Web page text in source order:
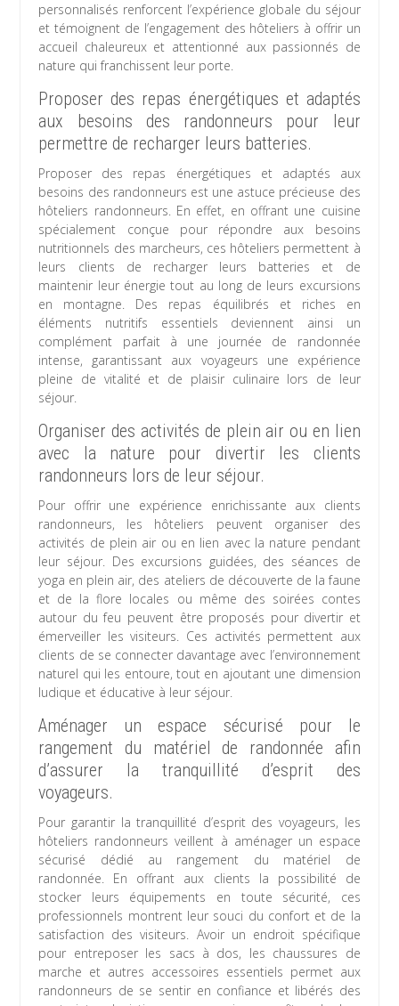
personnalisés renforcent l’expérience globale du séjour
et témoignent de l’engagement des hôteliers à offrir un
accueil chaleureux et attentionné aux passionnés de
nature qui franchissent leur porte.
Proposer des repas énergétiques et adaptés
aux besoins des randonneurs pour leur
permettre de recharger leurs batteries.
Proposer des repas énergétiques et adaptés aux
besoins des randonneurs est une astuce précieuse des
hôteliers randonneurs. En effet, en offrant une cuisine
spécialement conçue pour répondre aux besoins
nutritionnels des marcheurs, ces hôteliers permettent à
leurs clients de recharger leurs batteries et de
maintenir leur énergie tout au long de leurs excursions
en montagne. Des repas équilibrés et riches en
éléments nutritifs essentiels deviennent ainsi un
complément parfait à une journée de randonnée
intense, garantissant aux voyageurs une expérience
pleine de vitalité et de plaisir culinaire lors de leur
séjour.
Organiser des activités de plein air ou en lien
avec la nature pour divertir les clients
randonneurs lors de leur séjour.
Pour offrir une expérience enrichissante aux clients
randonneurs, les hôteliers peuvent organiser des
activités de plein air ou en lien avec la nature pendant
leur séjour. Des excursions guidées, des séances de
yoga en plein air, des ateliers de découverte de la faune
et de la flore locales ou même des soirées contes
autour du feu peuvent être proposés pour divertir et
émerveiller les visiteurs. Ces activités permettent aux
clients de se connecter davantage avec l’environnement
naturel qui les entoure, tout en ajoutant une dimension
ludique et éducative à leur séjour.
Aménager un espace sécurisé pour le
rangement du matériel de randonnée afin
d’assurer la tranquillité d’esprit des
voyageurs.
Pour garantir la tranquillité d’esprit des voyageurs, les
hôteliers randonneurs veillent à aménager un espace
sécurisé dédié au rangement du matériel de
randonnée. En offrant aux clients la possibilité de
stocker leurs équipements en toute sécurité, ces
professionnels montrent leur souci du confort et de la
satisfaction des visiteurs. Avoir un endroit spécifique
pour entreposer les sacs à dos, les chaussures de
marche et autres accessoires essentiels permet aux
randonneurs de se sentir en confiance et libérés des